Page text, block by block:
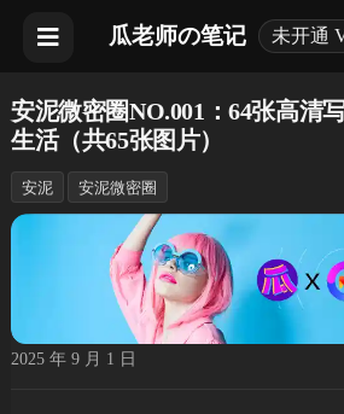
瓜老师の笔记 未开通
安泥微密圈NO.001：64张高清
生活（共65张图片）
安泥 安泥微密圈
2025 年 9 月 1 日